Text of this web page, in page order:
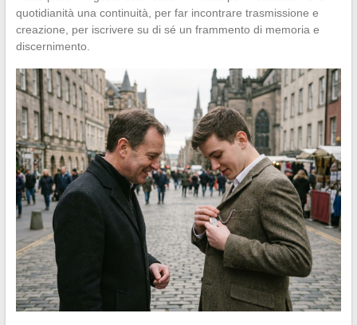
quotidianità una continuità, per far incontrare trasmissione e
creazione, per iscrivere su di sé un frammento di memoria e
discernimento.